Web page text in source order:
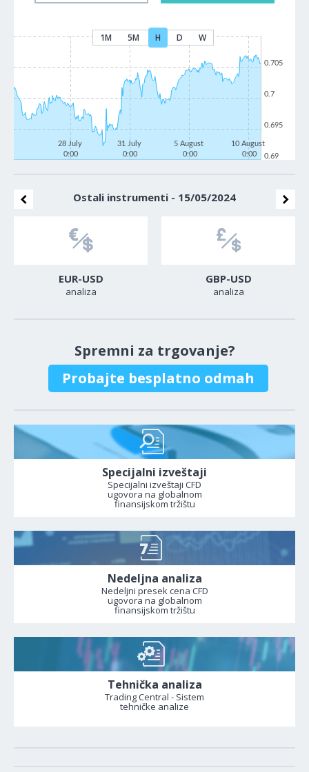
1M 5M H D W
28 July
0:00
31 July
0:00
5 August
0:00
10 August
0:00
0.69
0.695
0.7
0.705
Ostali instrumenti - 15/05/2024
EUR-USD
analiza
GBP-USD
analiza
Spremni za trgovanje?
Probajte besplatno odmah
Specijalni izveštaji
Specijalni izveštaji CFD
ugovora na globalnom
finansijskom tržištu
Nedeljna analiza
Nedeljni presek cena CFD
ugovora na globalnom
finansijskom tržištu
Tehnička analiza
Trading Central - Sistem
tehničke analize